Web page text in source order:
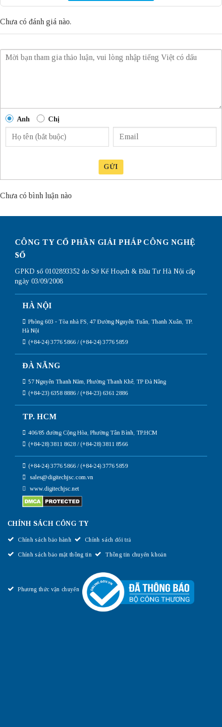
Chưa có đánh giá nào.
Anh Chị
GỬI
Chưa có bình luận nào
CÔNG TY CỔ PHẦN GIẢI PHÁP CÔNG NGHỆ
SỐ
GPKD số 0102893352 do Sở Kế Hoạch & Đầu Tư Hà Nội cấp
ngày 03/09/2008
HÀ NỘI
Phòng 603 - Tòa nhà FS, 47 Đường Nguyễn Tuân, Thanh Xuân, TP.
Hà Nội
(+84-24) 3776 5866 / (+84-24) 3776 5859
ĐÀ NẴNG
57 Nguyễn Thanh Năm, Phường Thanh Khê, TP Đà Nẵng
(+84-23) 6358 8886 / (+84-23) 6361 2886
TP. HCM
406/85 đường Cộng Hòa, Phường Tân Bình, TP.HCM
(+84-28) 3811 8628 / (+84-28) 3811 8566
(+84-24) 3776 5866 / (+84-24) 3776 5859
sales@digitechjsc.com.vn
www.digitechjsc.net
CHÍNH SÁCH CÔNG TY
Chính sách bảo hành Chính sách đổi trả
Chính sách bảo mật thông tin Thông tin chuyển khoản
Phương thức vận chuyển